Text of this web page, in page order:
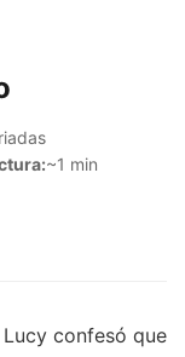
~1 min
confesó que